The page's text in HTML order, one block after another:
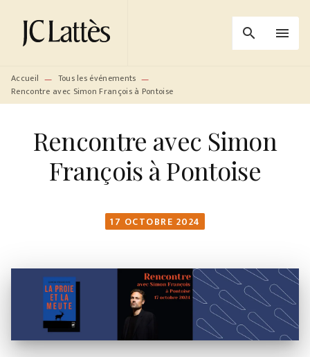
MENU RECHERCHE
PIED DE PAGE
search menu
Accueil — Tous les événements —
Rencontre avec Simon François à Pontoise
Rencontre avec Simon
François à Pontoise
17 OCTOBRE 2024